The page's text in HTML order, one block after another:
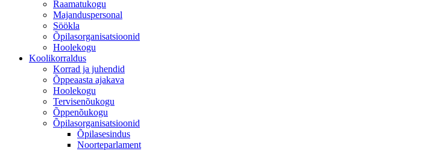
Raamatukogu
Majanduspersonal
Söökla
Õpilasorganisatsioonid
Hoolekogu
Koolikorraldus
Korrad ja juhendid
Õppeaasta ajakava
Hoolekogu
Tervisenõukogu
Õppenõukogu
Õpilasorganisatsioonid
Õpilasesindus
Noorteparlament